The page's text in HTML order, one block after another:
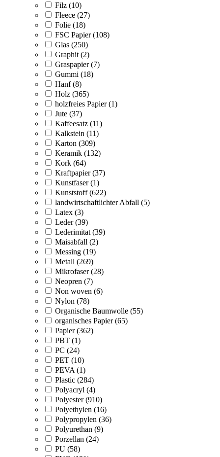
Filz (10)
Fleece (27)
Folie (18)
FSC Papier (108)
Glas (250)
Graphit (2)
Graspapier (7)
Gummi (18)
Hanf (8)
Holz (365)
holzfreies Papier (1)
Jute (37)
Kaffeesatz (11)
Kalkstein (11)
Karton (309)
Keramik (132)
Kork (64)
Kraftpapier (37)
Kunstfaser (1)
Kunststoff (622)
landwirtschaftlichter Abfall (5)
Latex (3)
Leder (39)
Lederimitat (39)
Maisabfall (2)
Messing (19)
Metall (269)
Mikrofaser (28)
Neopren (7)
Non woven (6)
Nylon (78)
Organische Baumwolle (55)
organisches Papier (65)
Papier (362)
PBT (1)
PC (24)
PET (10)
PEVA (1)
Plastic (284)
Polyacryl (4)
Polyester (910)
Polyethylen (16)
Polypropylen (36)
Polyurethan (9)
Porzellan (24)
PU (58)